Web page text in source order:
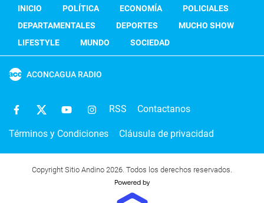
INICIO POLÍTICA ECONOMÍA
POLICIALES
DEPARTAMENTALES
DEPORTES
MUCHO SHOW
LIFESTYLE
MUNDO SOCIEDAD
ACONCAGUA RADIO
RSS Contactanos
Términos y Condiciones Cláusula de privacidad
Copyright Sitio Andino 2026. Todos los derechos reservados.